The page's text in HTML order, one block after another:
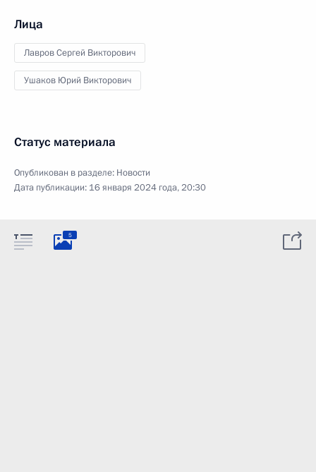
Лица
Лавров Сергей Викторович
Ушаков Юрий Викторович
Статус материала
Опубликован в разделе: Новости
Дата публикации: 16 января 2024 года, 20:30
5